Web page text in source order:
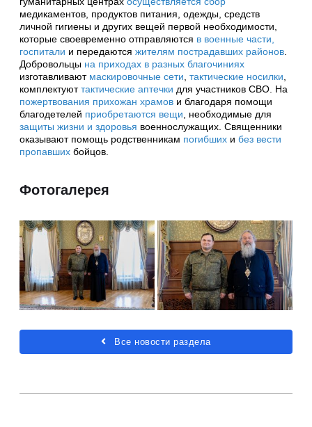
медикаментов, продуктов питания, одежды, средств
личной гигиены и других вещей первой необходимости,
которые своевременно отправляются в военные части,
госпитали и передаются жителям пострадавших районов
Добровольцы на приходах в разных благочиниях
изготавливаютмаскировочные сети тактические носилки
комплектуюттактические аптечки для участников СВО. На
пожертвования прихожан храмов и благодаря помощи
благодетелей приобретаются вещи , необходимые для
защиты жизни и здоровья военнослужащих. Священники
оказывают помощь родственникам погибших и без вести
пропавших бойцов.
Фотогалерея
Все новости раздела